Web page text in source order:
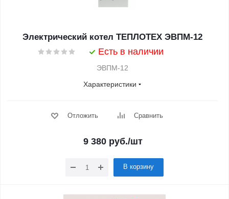
Электрический котел ТЕПЛОТЕХ ЭВПМ-12
Есть в наличии
ЭВПМ-12
Характеристики
Отложить Сравнить
9 380руб./шт
В корзину